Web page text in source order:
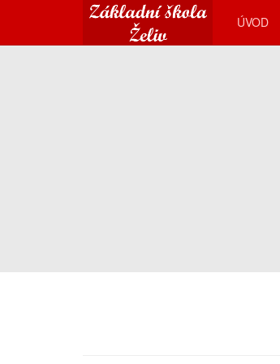
ÚVOD